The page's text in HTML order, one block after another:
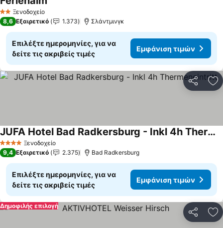
2 ΑστέριαΞενοδοχείο
8,6 Εξαιρετικό 1.373 Σλάντμινγκ
Επιλέξτε ημερομηνίες, για να
δείτε τις ακριβείς τιμές
Εμφάνιση τιμών
4 ΑστέριαΞενοδοχείο
JUFA Hotel Bad Radkersburg - Inkl 4h Thermeneintritt
Εμφάνιση τιμών
9,4 Εξαιρετικό 2.375 Bad Radkersburg
Επιλέξτε ημερομηνίες, για να
δείτε τις ακριβείς τιμές
Εμφάνιση τιμών
Δημοφιλής επιλογή